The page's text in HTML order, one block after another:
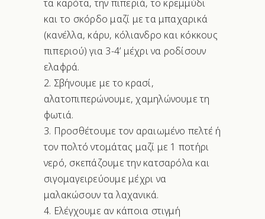
τα καρότα, την πιπεριά, το κρεμμύδι
και το σκόρδο μαζί με τα μπαχαρικά
(κανέλλα, κάρυ, κόλιανδρο και κόκκους
πιπεριού) για 3-4’ μέχρι να ροδίσουν
ελαφρά.
Σβήνουμε με το κρασί,
αλατοπιπερώνουμε, χαμηλώνουμε τη
φωτιά.
Προσθέτουμε τον αραιωμένο πελτέ ή
τον πολτό ντομάτας μαζί με 1 ποτήρι
νερό, σκεπάζουμε την κατσαρόλα και
σιγομαγειρεύουμε μέχρι να
μαλακώσουν τα λαχανικά.
Ελέγχουμε αν κάποια στιγμή